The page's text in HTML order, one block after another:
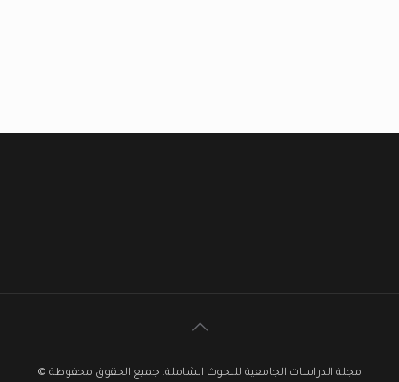
مجلة الدراسات الجامعية للبحوث الشاملة. جميع الحقوق محفوظة ©